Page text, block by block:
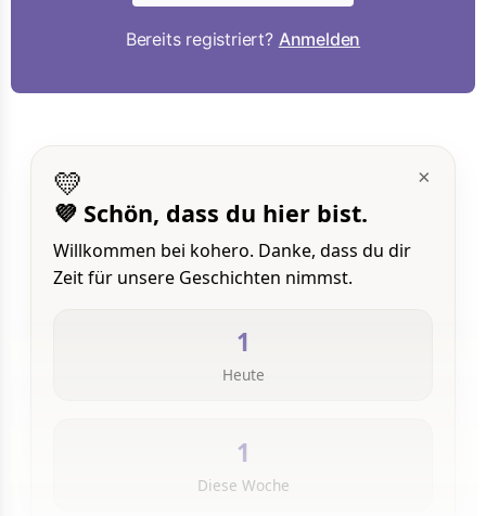
Bereits registriert? Anmelden
×
💛
💜 Schön, dass du hier bist.
Willkommen bei kohero. Danke, dass du dir
Zeit für unsere Geschichten nimmst.
1
Heute
1
Diese Woche